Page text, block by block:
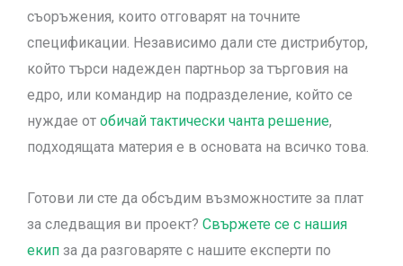
съоръжения, които отговарят на точните
спецификации. Независимо дали сте дистрибутор,
който търси надежден партньор за търговия на
едро, или командир на подразделение, който се
нуждае от обичай тактически чанта решение,
подходящата материя е в основата на всичко това.
Готови ли сте да обсъдим възможностите за плат
за следващия ви проект? Свържете се с нашия
екип за да разговаряте с нашите експерти по